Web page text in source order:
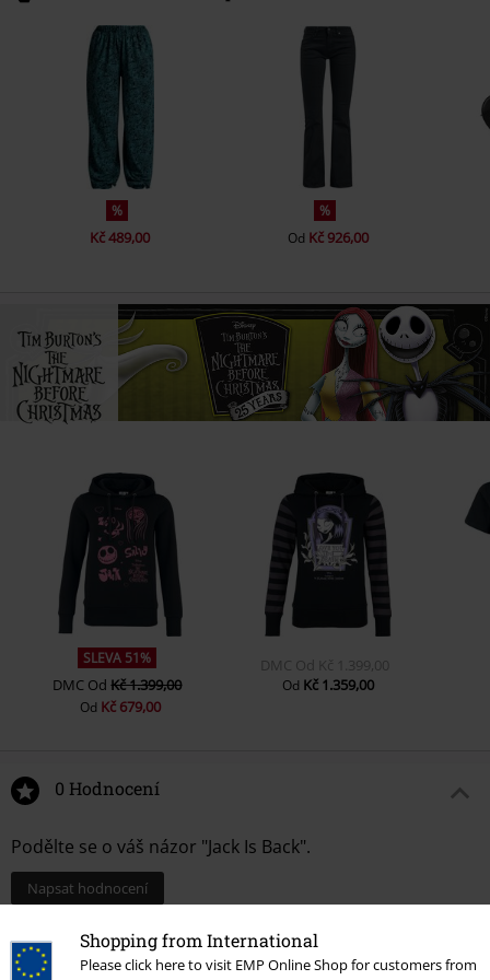
Shopping from International
Please click here to visit EMP Online Shop for customers from
%
Kč 489,00
%
Od Kč 926,00
SLEVA 51%
DMC OdKč 1.399,00
Od Kč 679,00
DMC Od Kč 1.399,00
Od Kč 1.359,00
0 Hodnocení
Podělte se o váš názor "Jack Is Back".
Napsat hodnocení